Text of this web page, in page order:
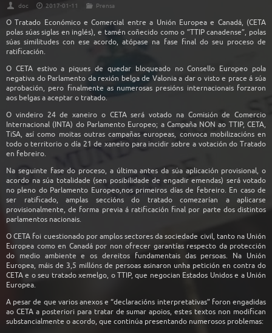
doc 2017-01-11 Prensa
O Tratado Económico e Comercial entre a Unión Europea e Canadá, (CETA
polas súas siglas en inglés), e tamén coñecido como o ”TTIP canadense”, polas
súas similitudes con ese acordo, atópase na fase final do seu proceso de
ratificación.
O CETA estivo a piques de quedar bloqueado no Consello Europeo pola
negativa do Parlamento da rexión belga de Valonia a dar o visto e prace á súa
aprobación, pero finalmente as numerosas presións internacionais forzaron
aos belgas a aceptar o tratado.
O vindeiro 24 de xaneiro o CETA será votado na Comisión de Comercio
Internacional (INTA) do Parlamento Europeo; a Campaña NON ao TTIP, CETA,
TiSA, así como moitas outras campañas europeas, convoca mobilizacións en
todo o territorio o día 21 de xaneiro para incidir sobre a votación do Tratado
en febreiro.
Na seguinte fase do proceso, a última antes da súa aplicación provisional, o
acordo na súa totalidade (sen posibilidade de engadir emendas) será votado
no pleno do Parlamento Europeo,nos primeiros días de febreiro. En caso de
ser ratificado, amplas seccións do tratado comezarían a aplicarse
provisionalmente, de forma previa á ratificación final por parte dos distintos
parlamentos nacionais.
O CETA foi cuestionado por amplos sectores da sociedade civil, tanto na Unión
Europea como en Canadá por non ofrecer garantías respecto da protección
do medio ambiente e os dereitos fundamentais das persoas. Na Unión
Europea, máis de 3,5 millóns de persoas asinaron unha petición en contra do
CETA e o seu tratado xemelgo, o TTIP, que negocian Estados Unidos e a Unión
Europea.
A pesar de que varios anexos e “declaracións interpretativas” foron engadidas
ao CETA a posteriori para tratar de sumar apoios, estes textos non modifican
substancialmente o acordo, que continúa presentando numerosos problemas: